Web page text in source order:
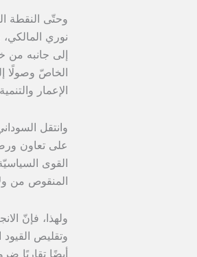
وحتّى النقطة
نوري
إلى جانبه من
الخاصّ وصولًا
الإعمار والتنمية” الذي
وانتقل
على تعاون
القوى
المنقوص من
ولهذا، فإنّ
وتقليص
أيضًا تقاربًا